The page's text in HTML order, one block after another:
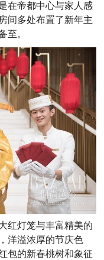
在帝都中心与家人感
间多处布置了新年主
至。
红灯笼与丰富精美的
洋溢浓厚的节庆色
包的新春桃树和象征